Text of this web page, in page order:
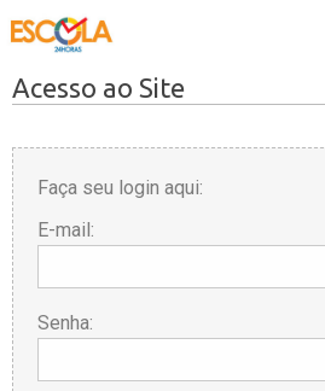
Acesso ao Site
Faça seu login aqui:
E-mail:
Senha: